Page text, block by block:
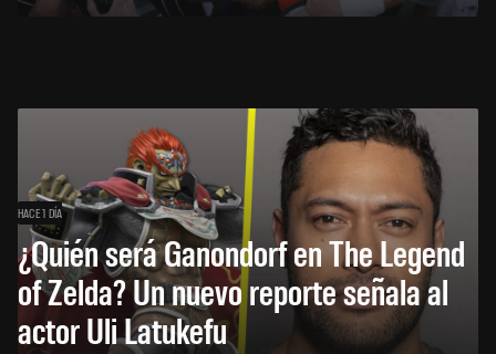
HACE 1 DÍA
¿Quién será Ganondorf en The Legend
of Zelda? Un nuevo reporte señala al
actor Uli Latukefu